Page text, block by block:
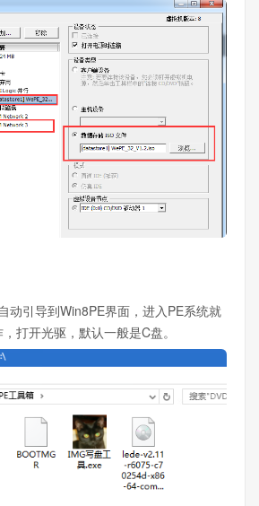
动引导到Win8PE界面，进入PE系统就
打开光驱，默认一般是C盘。